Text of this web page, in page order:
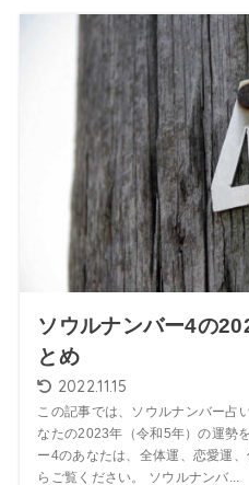
ソウルナンバー4の
とめ
2022.11.15
この記事では、ソウルナンバー占
なたの2023年（令和5年）の運勢
ー4のあなたは、全体運、恋愛運
らご覧ください。 ソウルナンバ...